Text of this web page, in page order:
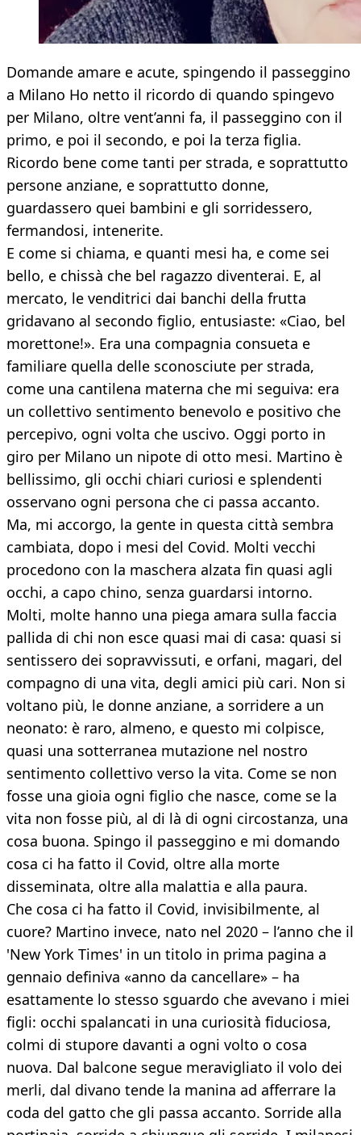
Domande amare e acute, spingendo il passeggino
a Milano Ho netto il ricordo di quando spingevo
per Milano, oltre vent’anni fa, il passeggino con il
primo, e poi il secondo, e poi la terza figlia.
Ricordo bene come tanti per strada, e soprattutto
persone anziane, e soprattutto donne,
guardassero quei bambini e gli sorridessero,
fermandosi, intenerite.
E come si chiama, e quanti mesi ha, e come sei
bello, e chissà che bel ragazzo diventerai. E, al
mercato, le venditrici dai banchi della frutta
gridavano al secondo figlio, entusiaste: «Ciao, bel
morettone!». Era una compagnia consueta e
familiare quella delle sconosciute per strada,
come una cantilena materna che mi seguiva: era
un collettivo sentimento benevolo e positivo che
percepivo, ogni volta che uscivo. Oggi porto in
giro per Milano un nipote di otto mesi. Martino è
bellissimo, gli occhi chiari curiosi e splendenti
osservano ogni persona che ci passa accanto.
Ma, mi accorgo, la gente in questa città sembra
cambiata, dopo i mesi del Covid. Molti vecchi
procedono con la maschera alzata fin quasi agli
occhi, a capo chino, senza guardarsi intorno.
Molti, molte hanno una piega amara sulla faccia
pallida di chi non esce quasi mai di casa: quasi si
sentissero dei sopravvissuti, e orfani, magari, del
compagno di una vita, degli amici più cari. Non si
voltano più, le donne anziane, a sorridere a un
neonato: è raro, almeno, e questo mi colpisce,
quasi una sotterranea mutazione nel nostro
sentimento collettivo verso la vita. Come se non
fosse una gioia ogni figlio che nasce, come se la
vita non fosse più, al di là di ogni circostanza, una
cosa buona. Spingo il passeggino e mi domando
cosa ci ha fatto il Covid, oltre alla morte
disseminata, oltre alla malattia e alla paura.
Che cosa ci ha fatto il Covid, invisibilmente, al
cuore? Martino invece, nato nel 2020 – l’anno che il
'New York Times' in un titolo in prima pagina a
gennaio definiva «anno da cancellare» – ha
esattamente lo stesso sguardo che avevano i miei
figli: occhi spalancati in una curiosità fiduciosa,
colmi di stupore davanti a ogni volto o cosa
nuova. Dal balcone segue meravigliato il volo dei
merli, dal divano tende la manina ad afferrare la
coda del gatto che gli passa accanto. Sorride alla